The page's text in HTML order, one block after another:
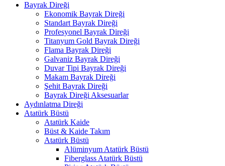
Bayrak Direği
Ekonomik Bayrak Direği
Standart Bayrak Direği
Profesyonel Bayrak Direği
Titanyum Gold Bayrak Direği
Flama Bayrak Direği
Galvaniz Bayrak Direği
Duvar Tipi Bayrak Direği
Makam Bayrak Direği
Şehit Bayrak Direği
Bayrak Direği Aksesuarlar
Aydınlatma Direği
Atatürk Büstü
Atatürk Kaide
Büst & Kaide Takım
Atatürk Büstü
Alüminyum Atatürk Büstü
Fiberglass Atatürk Büstü